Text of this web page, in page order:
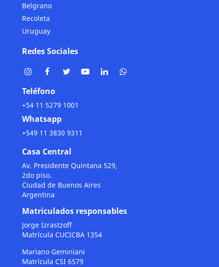
Belgrano
Recoleta
Uruguay
Redes Sociales
Teléfono
+54 11 5279 1001
Whatsapp
+549 11 3830 9311
Casa Central
Av. Presidente Quintana 529,
2do piso.
Ciudad de Buenos Aires
Argentina
Matriculados responsables
Jorge Izrastzoff
Matrícula CUCICBA 1354
Mariano Geminiani
Matrícula CSI 6579